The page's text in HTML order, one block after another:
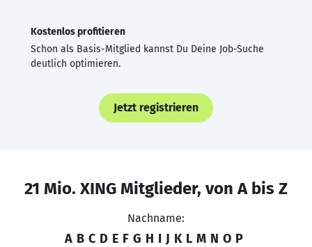
Kostenlos profitieren
Schon als Basis-Mitglied kannst Du Deine Job-Suche
deutlich optimieren.
Jetzt registrieren
21 Mio. XING Mitglieder, von A bis Z
Nachname:
A B C D E F G H I J K L M N O P